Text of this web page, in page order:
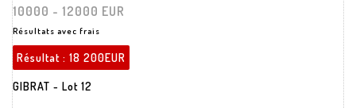
10000 - 12000 EUR
Résultats avec frais
Résultat : 18 200EUR
GIBRAT - Lot 12